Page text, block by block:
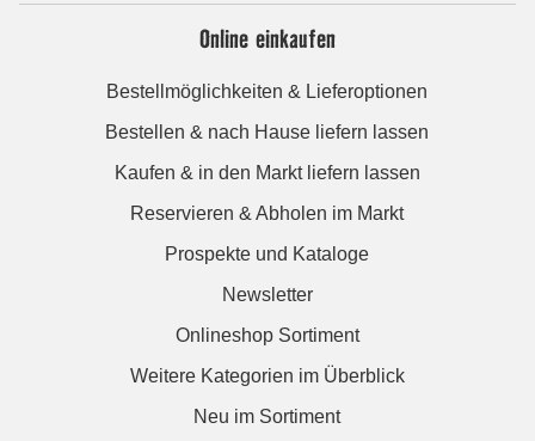
Online einkaufen
Bestellmöglichkeiten & Lieferoptionen
Bestellen & nach Hause liefern lassen
Kaufen & in den Markt liefern lassen
Reservieren & Abholen im Markt
Prospekte und Kataloge
Newsletter
Onlineshop Sortiment
Weitere Kategorien im Überblick
Neu im Sortiment